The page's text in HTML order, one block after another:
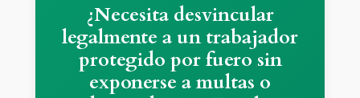
¿Necesita desvincular
legalmente a un trabajador
protegido por fuero sin
exponerse a multas o